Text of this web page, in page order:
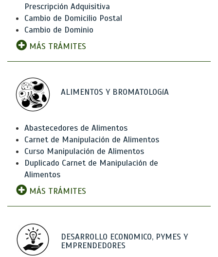
Prescripción Adquisitiva
Cambio de Domicilio Postal
Cambio de Dominio
MÁS TRÁMITES
ALIMENTOS Y BROMATOLOGíA
Abastecedores de Alimentos
Carnet de Manipulación de Alimentos
Curso Manipulación de Alimentos
Duplicado Carnet de Manipulación de
Alimentos
MÁS TRÁMITES
DESARROLLO ECONOMICO, PYMES Y
EMPRENDEDORES